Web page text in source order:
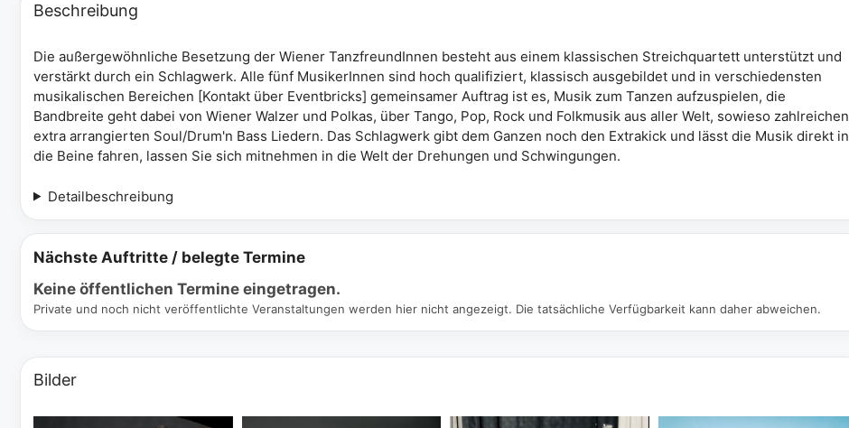
Beschreibung
Die außergewöhnliche Besetzung der Wiener TanzfreundInnen besteht aus einem klassischen Streichquartett unterstützt und
verstärkt durch ein Schlagwerk. Alle fünf MusikerInnen sind hoch qualifiziert, klassisch ausgebildet und in verschiedensten
musikalischen Bereichen [Kontakt über Eventbricks] gemeinsamer Auftrag ist es, Musik zum Tanzen aufzuspielen, die
Bandbreite geht dabei von Wiener Walzer und Polkas, über Tango, Pop, Rock und Folkmusik aus aller Welt, sowieso zahlreichen
extra arrangierten Soul/Drum'n Bass Liedern. Das Schlagwerk gibt dem Ganzen noch den Extrakick und lässt die Musik direkt in
die Beine fahren, lassen Sie sich mitnehmen in die Welt der Drehungen und Schwingungen.
Detailbeschreibung
Nächste Auftritte / belegte Termine
Keine öffentlichen Termine eingetragen.
Private und noch nicht veröffentlichte Veranstaltungen werden hier nicht angezeigt. Die tatsächliche Verfügbarkeit kann daher abweichen.
Bilder